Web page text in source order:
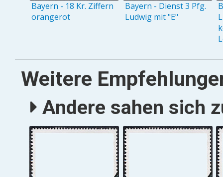
Bayern - 18 Kr. Ziffern
orangerot
Bayern - Dienst 3 Pfg.
Ludwig mit "E"
Weitere
Andere sahen sich